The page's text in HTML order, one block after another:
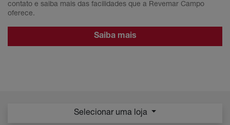
contato e saiba mais das facilidades que a Revemar Campo
oferece.
Saiba mais
Selecionar uma loja